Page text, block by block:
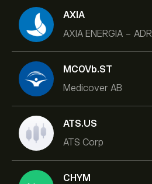
AXIA
AXIA ENERGIA - ADR
MCOVb.ST
Medicover AB
ATS.US
ATS Corp
CHYM